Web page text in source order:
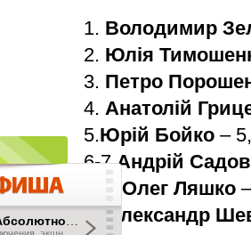
1. Володимир
2. Юлія
3. Петро
4. Анатолій
5.Юрій Бойко –
6-7Андрій
Олег Ляшко
8.Олександр